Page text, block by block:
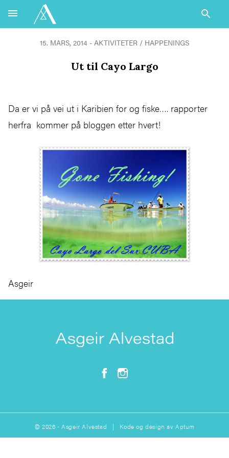
15. MARS, 2014 - AKTIVITETER / HAPPENINGS
Ut til Cayo Largo
Da er vi på vei ut i Karibien for og fiske…. rapporter
herfra kommer på bloggen etter hvert!
Asgeir
© 2026 - Asgeir Alvestad | Kode og design avAptum